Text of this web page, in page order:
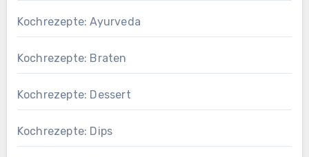
Kochrezepte: Ayurveda
Kochrezepte: Braten
Kochrezepte: Dessert
Kochrezepte: Dips